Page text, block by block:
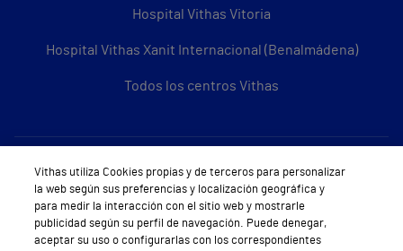
Hospital Vithas Vitoria
Hospital Vithas Xanit Internacional (Benalmádena)
Todos los centros Vithas
Sobre Vithas
Quiénes somos
Trabajar en Vithas
Vithas utiliza Cookies propias y de terceros para personalizar
la web según sus preferencias y localización geográfica y
para medir la interacción con el sitio web y mostrarle
publicidad según su perfil de navegación. Puede denegar,
aceptar su uso o configurarlas con los correspondientes